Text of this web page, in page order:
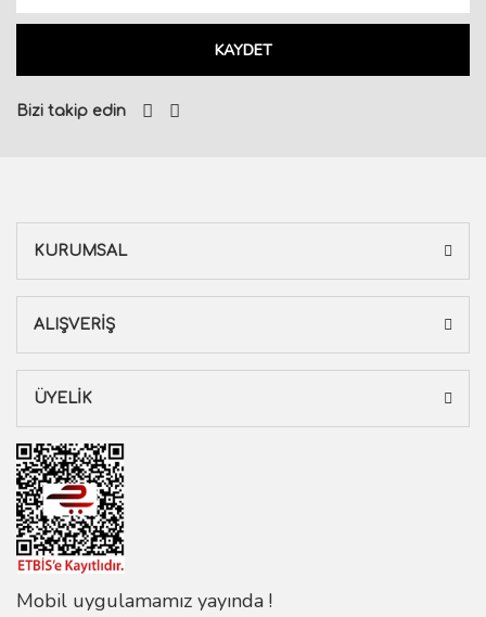
KAYDET
Bizi takip edin
KURUMSAL
ALIŞVERİŞ
ÜYELİK
Mobil uygulamamız yayında !